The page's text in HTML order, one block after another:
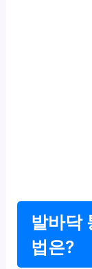
발바닥
법은?